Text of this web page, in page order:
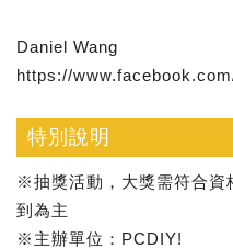
Daniel Wang
https://
特別說明
※抽獎活動，大獎需符合資
到為主
※主辦單位：PCDIY!